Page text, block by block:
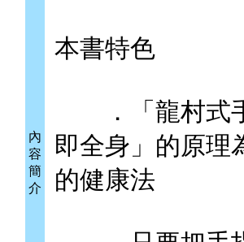
內
容
簡
介
本書特色
．「龍村式手
即全身」的原理
的健康法